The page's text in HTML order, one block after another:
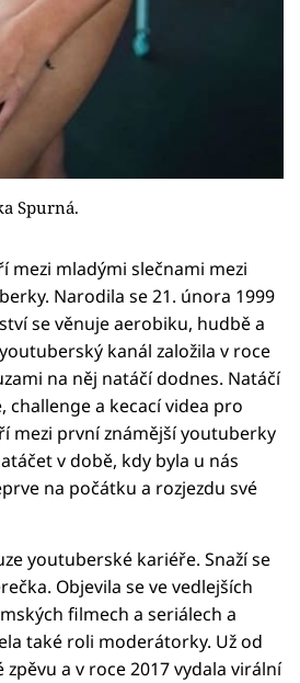
Spurná.
mezi mladými slečnami mezi
Narodila se 21. února 1999
se věnuje aerobiku, hudbě a
kanál založila v roce
na něj natáčí dodnes. Natáčí
challenge a kecací videa pro
mezi první známější youtuberky
v době, kdy byla u nás
na počátku a rozjezdu své
youtuberské kariéře. Snaží se
Objevila se ve vedlejších
filmech a seriálech a
také roli moderátorky. Už od
a v roce 2017 vydala virální